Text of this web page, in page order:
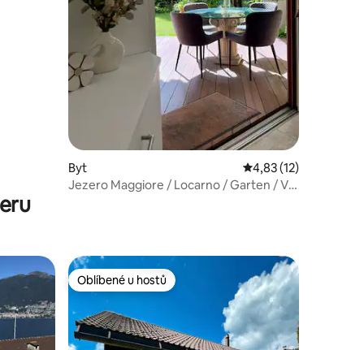
Byt Průměrné hodnocení
4,83 (12)
Jezero Maggiore / Locarno / Garten / Val
Oblíbené u hostů
Oblíbené u hostů